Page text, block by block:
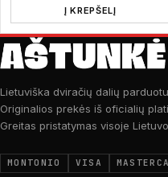
Į KREPŠELĮ
Lietuviška dviračių dalių
Originalios prekės iš oficialių
Greitas pristatymas visoje
MONTONIO VISA